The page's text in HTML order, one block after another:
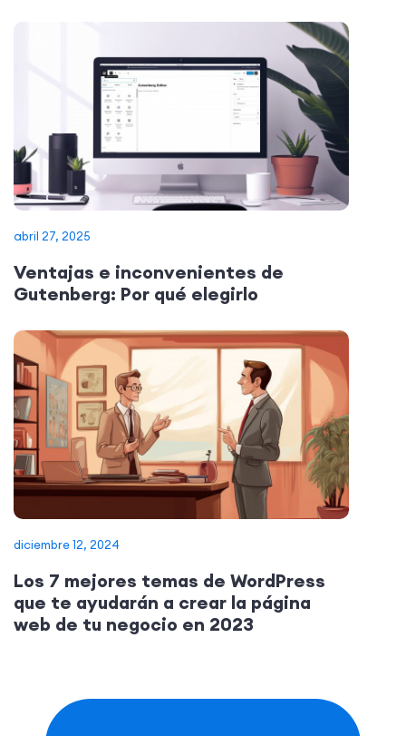
abril 27, 2025
Ventajas e inconvenientes de
Gutenberg: Por qué elegirlo
diciembre 12, 2024
Los 7 mejores temas de WordPress
que te ayudarán a crear la página
web de tu negocio en 2023